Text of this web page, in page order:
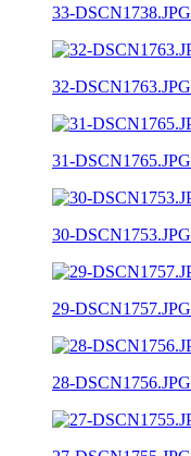
33-DSCN1738.JPG
32-DSCN1763.JPG
31-DSCN1765.JPG
30-DSCN1753.JPG
29-DSCN1757.JPG
28-DSCN1756.JPG